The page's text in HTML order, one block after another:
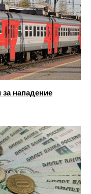
нападение